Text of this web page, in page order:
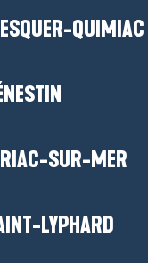
QUIMIAC
SUR-MER
LYPHARD
La Baule –
pour
groupe.
une sortie en voile
balade à vélo entre Brière
salants de
la
:team building,
de loisirs…